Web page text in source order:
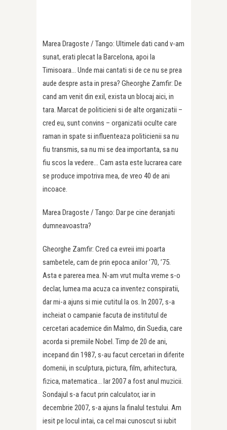
Marea Dragoste / Tango: Ultimele dati cand v-am
sunat, erati plecat la Barcelona, apoi la
Timisoara… Unde mai cantati si de ce nu se prea
aude despre asta in presa? Gheorghe Zamfir: De
cand am venit din exil, exista un blocaj aici, in
tara. Marcat de politicieni si de alte organizatii –
cred eu, sunt convins – organizatii oculte care
raman in spate si influenteaza politicienii sa nu
fiu transmis, sa nu mi se dea importanta, sa nu
fiu scos la vedere… Cam asta este lucrarea care
se produce impotriva mea, de vreo 40 de ani
incoace.
Marea Dragoste / Tango: Dar pe cine deranjati
dumneavoastra?
Gheorghe Zamfir: Cred ca evreii imi poarta
sambetele, cam de prin epoca anilor ’70, ’75.
Asta e parerea mea. N-am vrut multa vreme s-o
declar, lumea ma acuza ca inventez conspiratii,
dar mi-a ajuns si mie cutitul la os. In 2007, s-a
incheiat o campanie facuta de institutul de
cercetari academice din Malmo, din Suedia, care
acorda si premiile Nobel. Timp de 20 de ani,
incepand din 1987, s-au facut cercetari in diferite
domenii, in sculptura, pictura, film, arhitectura,
fizica, matematica… Iar 2007 a fost anul muzicii.
Sondajul s-a facut prin calculator, iar in
decembrie 2007, s-a ajuns la finalul testului. Am
iesit pe locul intai, ca cel mai cunoscut si iubit